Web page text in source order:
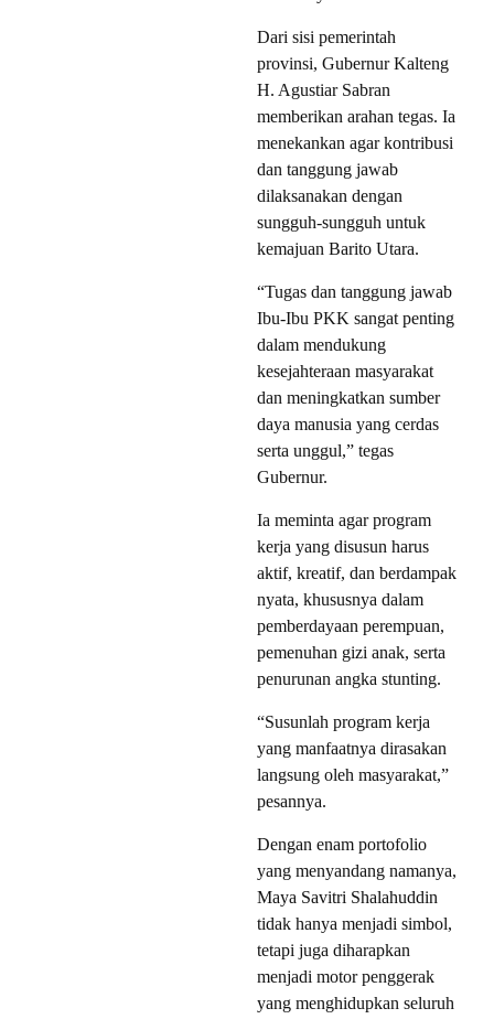
Dari sisi pemerintah
provinsi, Gubernur Kalteng
H. Agustiar Sabran
memberikan arahan tegas. Ia
menekankan agar kontribusi
dan tanggung jawab
dilaksanakan dengan
sungguh-sungguh untuk
kemajuan Barito Utara.
“Tugas dan tanggung jawab
Ibu-Ibu PKK sangat penting
dalam mendukung
kesejahteraan masyarakat
dan meningkatkan sumber
daya manusia yang cerdas
serta unggul,” tegas
Gubernur.
Ia meminta agar program
kerja yang disusun harus
aktif, kreatif, dan berdampak
nyata, khususnya dalam
pemberdayaan perempuan,
pemenuhan gizi anak, serta
penurunan angka stunting.
“Susunlah program kerja
yang manfaatnya dirasakan
langsung oleh masyarakat,”
pesannya.
Dengan enam portofolio
yang menyandang namanya,
Maya Savitri Shalahuddin
tidak hanya menjadi simbol,
tetapi juga diharapkan
menjadi motor penggerak
yang menghidupkan seluruh